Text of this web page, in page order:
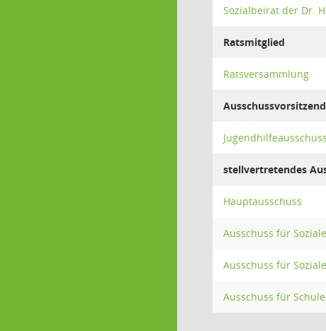
Sozialbeirat der Dr.
Ratsmitglied
Ratsversammlung
Jugendhilfeausschuss
stellvertretendes
Hauptausschuss
Ausschuss für
Ausschuss für
Ausschuss für